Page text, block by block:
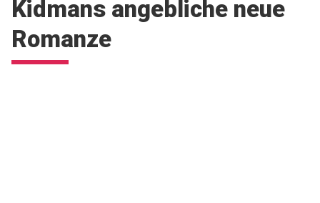
Kidmans angebliche neue
Romanze